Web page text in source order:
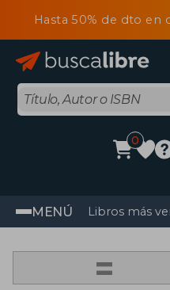
Hasta 50% de dto
0
MENÚ Libros más
=